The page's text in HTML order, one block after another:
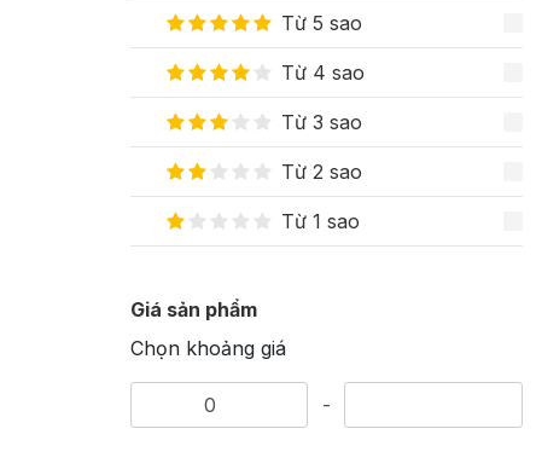
Từ 5 sao
Từ 4 sao
Từ 3 sao
Từ 2 sao
Từ 1 sao
Giá sản phẩm
Chọn khoảng giá
-